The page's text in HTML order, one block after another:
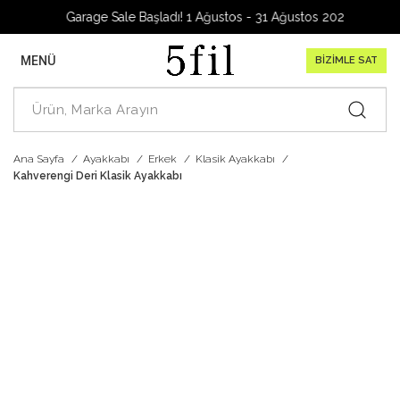
Garage Sale Başladı! 1 Ağustos - 31 Ağustos 2026
MENÜ BİZİMLE SAT
Ana Sayfa Ayakkabı Erkek
Klasik Ayakkabı
Kahverengi Deri Klasik Ayakkabı